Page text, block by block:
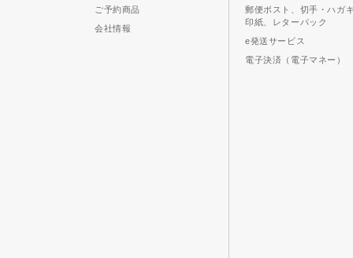
ご予約商品
会社情報
郵便ポスト、切手・ハガ
印紙、レターパック
e発送サービス
電子決済（電子マネー）